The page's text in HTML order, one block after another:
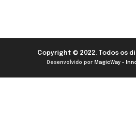
Copyright © 2022. Todos os
Desenvolvido por MagicWay -